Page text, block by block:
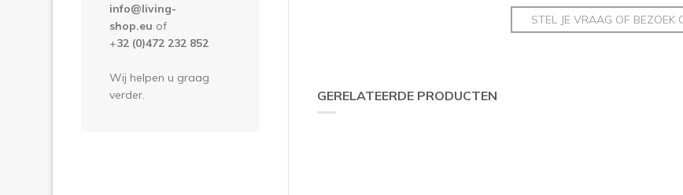
info@living-
shop.eu of
+32 (0)472 232 852
Wij helpen u graag
verder.
STEL JE VRAAG OF BEZOEK
GERELATEERDE PRODUCTEN